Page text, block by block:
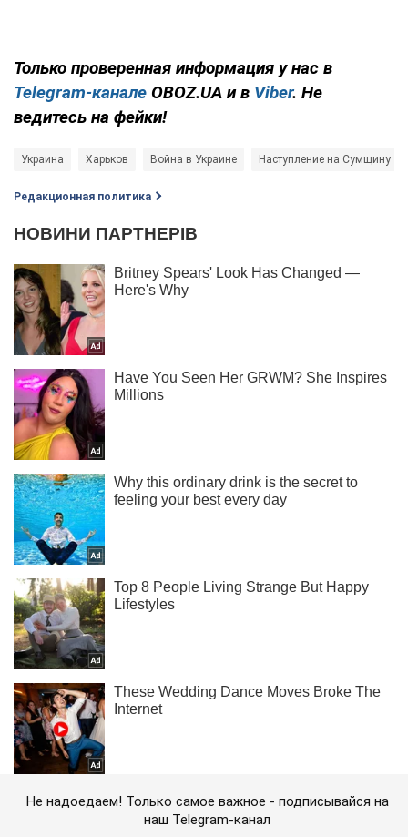
Только проверенная информация у нас в
Telegram-канале OBOZ.UA и в Viber. Не
ведитесь на фейки!
Украина Харьков Война в Украине Наступление на Сумщину
Редакционная политика
Не надоедаем! Только самое важное - подписывайся на
наш Telegram-канал